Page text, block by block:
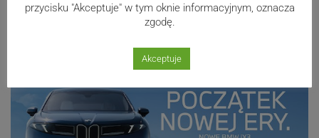
przycisku "Akceptuje" w tym oknie informacyjnym, oznacza
zgodę.
Akceptuje